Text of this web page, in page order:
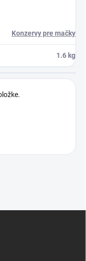
Konzervy pre mačky
1.6 kg